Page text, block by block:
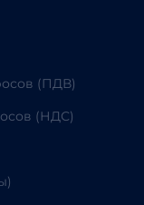
(ПДВ)
(НДС)